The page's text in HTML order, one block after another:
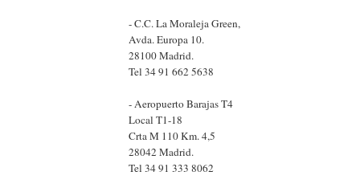
- C.C. La Moraleja Green,
Avda. Europa 10.
28100 Madrid.
Tel 34 91 662 5638
- Aeropuerto Barajas T4
Local T1-18
Crta M 110 Km. 4,5
28042 Madrid.
Tel 34 91 333 8062